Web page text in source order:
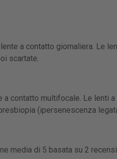
a contatto giornaliera. Le
scartate.
contatto multifocale. Le lenti
(ipersenescenza
media di 5 basata su 2